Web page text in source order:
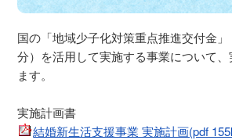
国の「地域少子化対策重点推進交付金
分）を活用して実施する事業について
ます。
実施計画書
結婚新生活支援事業 実施計画(pdf